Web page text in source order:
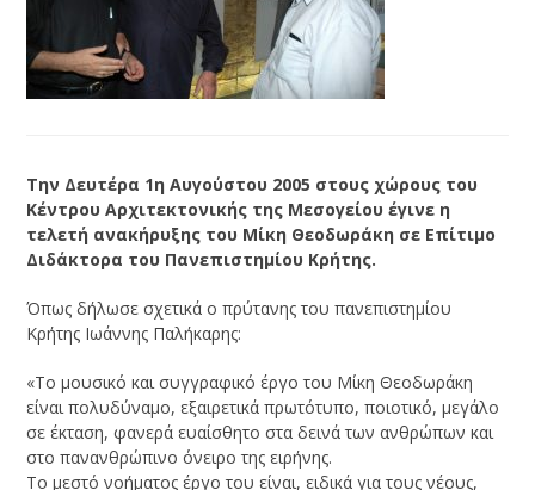
Την Δευτέρα 1η Αυγούστου 2005 στους χώρους του
Κέντρου Αρχιτεκτονικής της Μεσογείου έγινε η
τελετή ανακήρυξης του Μίκη Θεοδωράκη σε Επίτιμο
Διδάκτορα του Πανεπιστημίου Κρήτης.
Όπως δήλωσε σχετικά ο πρύτανης του πανεπιστημίου
Κρήτης Ιωάννης Παλήκαρης:
«Το μουσικό και συγγραφικό έργο του Μίκη Θεοδωράκη
είναι πολυδύναμο, εξαιρετικά πρωτότυπο, ποιοτικό, μεγάλο
σε έκταση, φανερά ευαίσθητο στα δεινά των ανθρώπων και
στο πανανθρώπινο όνειρο της ειρήνης.
Το μεστό νοήματος έργο του είναι, ειδικά για τους νέους,